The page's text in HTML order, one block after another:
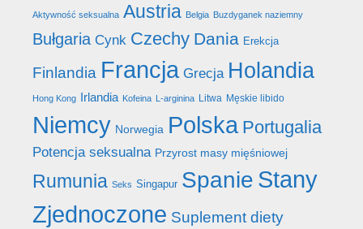
Aktywność seksualna Austria Belgia Buzdyganek naziemny
Bułgaria Cynk Czechy Dania Erekcja
Finlandia Francja Grecja Holandia
Hong Kong Irlandia Kofeina L-arginina Litwa Męskie libido
Niemcy Norwegia Polska Portugalia
Potencja seksualna Przyrost masy mięśniowej
Rumunia Seks Singapur Spanie Stany
Zjednoczone Suplement diety